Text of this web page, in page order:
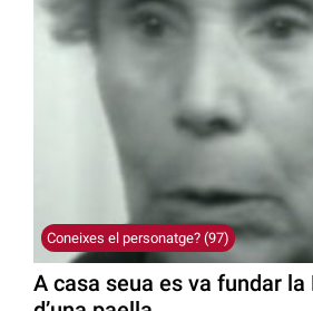
Coneixes el personatge? (97)
A casa seua es va fundar la